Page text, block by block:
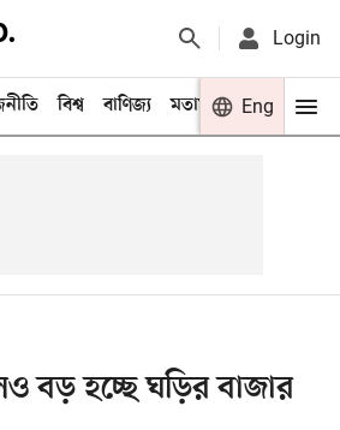
Login
বিশ্ব বাণিজ্য মতামত খেলা
Eng
বড় হচ্ছে ঘড়ির বাজার